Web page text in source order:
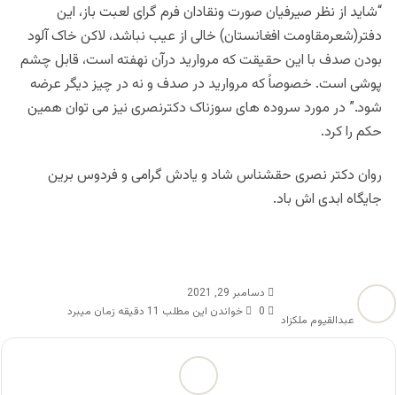
“شاید از نظر صیرفیان صورت ونقادان فرم گرای لعبت باز، این
دفتر(شعرمقاومت افغانستان) خالی از عیب نباشد، لاکن خاک آلود
بودن صدف با این حقیقت که مروارید درآن نهفته است، قابل چشم
پوشی است. خصوصاً که مروارید در صدف و نه در چیز دیگر عرضه
شود.” در مورد سروده های سوزناک دکترنصری نیز می توان همین
حکم را کرد.
روان دکتر نصری حقشناس شاد و یادش گرامی و فردوس برین
جایگاه ابدی اش باد.
عبدالقیوم ملکزاد
دسامبر 29, 2021
0
خواندن این مطلب 11 دقیقه زمان میبرد